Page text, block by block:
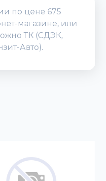
по цене 675
магазине, или
ТК (СДЭК,
Авто).